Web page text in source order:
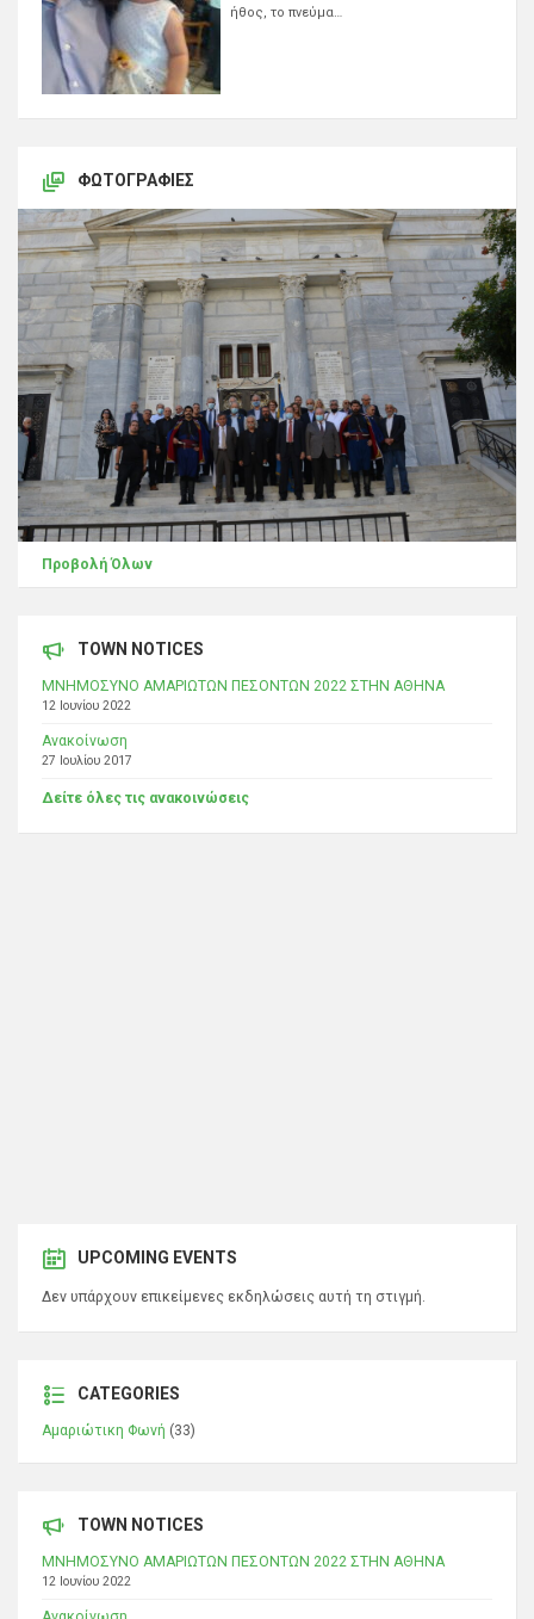
ήθος, το πνεύμα…
ΦΩΤΟΓΡΑΦΊΕΣ
Προβολή Όλων
TOWN NOTICES
ΜΝΗΜΟΣΥΝΟ ΑΜΑΡΙΩΤΩΝ ΠΕΣΟΝΤΩΝ 2022 ΣΤΗΝ ΑΘΗΝΑ
12 Ιουνίου 2022
Ανακοίνωση
27 Ιουλίου 2017
Δείτε όλες τις ανακοινώσεις
UPCOMING EVENTS
Δεν υπάρχουν επικείμενες εκδηλώσεις αυτή τη στιγμή.
CATEGORIES
Αμαριώτικη Φωνή (33)
TOWN NOTICES
ΜΝΗΜΟΣΥΝΟ ΑΜΑΡΙΩΤΩΝ ΠΕΣΟΝΤΩΝ 2022 ΣΤΗΝ ΑΘΗΝΑ
12 Ιουνίου 2022